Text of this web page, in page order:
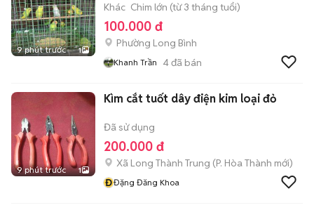
9 phút trước 1
Khác Chim lớn (từ 3 tháng tuổi)
100.000 đ
Phường Long Bình
Khanh Trần 4đã bán
9 phút trước 1
Kìm cắt tuốt dây điện kim loại đỏ
Đã sử dụng
200.000 đ
Xã Long Thành Trung (P. Hòa Thành mới)
ĐĐặng Đăng Khoa